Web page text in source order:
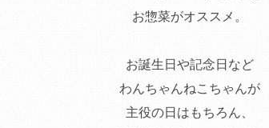
お惣菜がオススメ。
お誕生日や記念日など
わんちゃんねこちゃんが
主役の日はもちろん、